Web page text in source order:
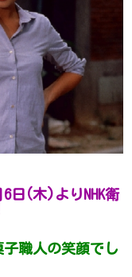
日(木)よりNHK衛
職人の笑顔でし